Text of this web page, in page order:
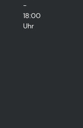
-
18:00
Uhr